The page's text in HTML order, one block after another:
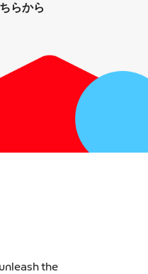
らから
the